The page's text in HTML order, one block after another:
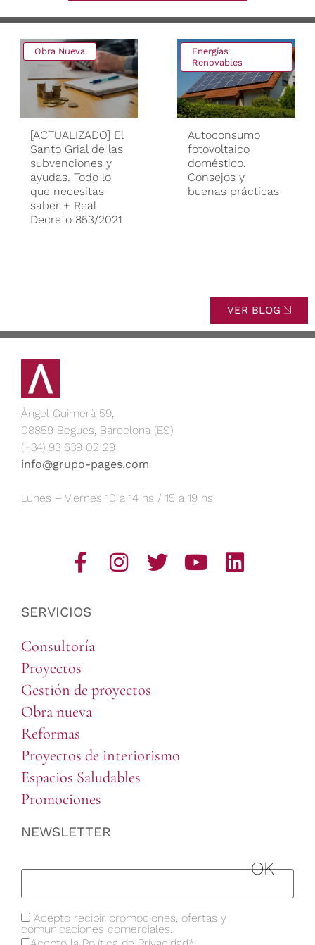
Obra Nueva
[ACTUALIZADO] El
Santo Grial de las
subvenciones y
ayudas. Todo lo
que necesitas
saber + Real
Decreto 853/2021
Energías
Renovables
Autoconsumo
fotovoltaico
doméstico.
Consejos y
buenas prácticas
VER BLOG
Àngel Guimerà 59,
08859 Begues, Barcelona (ES)
(+34) 93 639 02 29
info@grupo-pages.com
Lunes – Viernes 10 a 14 hs / 15 a 19 hs
SERVICIOS
Consultoría
Proyectos
Gestión de proyectos
Obra nueva
Reformas
Proyectos de interiorismo
Espacios Saludables
Promociones
NEWSLETTER
Acepto recibir promociones, ofertas y
comunicaciones comerciales.